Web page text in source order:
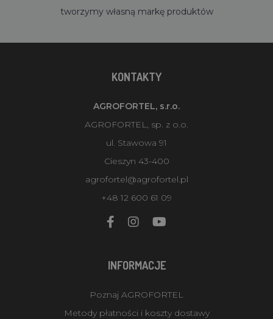
tworzymy własną markę produktów
KONTAKTY
AGROFORTEL, s.r.o.
AGROFORTEL, sp. z o.o.
ul. Stawowa 91
Cieszyn 43-400
agrofortel@agrofortel.pl
+48 12 600 61 09
INFORMACJE
Poznaj AGROFORTEL
Metody płatności i koszty dostawy